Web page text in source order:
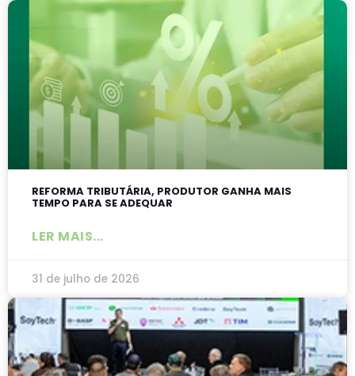
REFORMA TRIBUTÁRIA, PRODUTOR GANHA MAIS
TEMPO PARA SE ADEQUAR
LER MAIS...
31 de julho de 2026